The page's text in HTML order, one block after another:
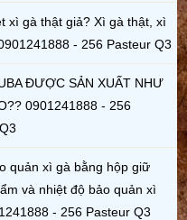
xì gà thật giả? Xì gà thật, xì
- 256 Pasteur Q3
ĐƯỢC SẢN XUẤT NHƯ
0901241888 - 256
quản xì gà bằng hộp giữ
và nhiệt độ bảo quản xì
- 256 Pasteur Q3